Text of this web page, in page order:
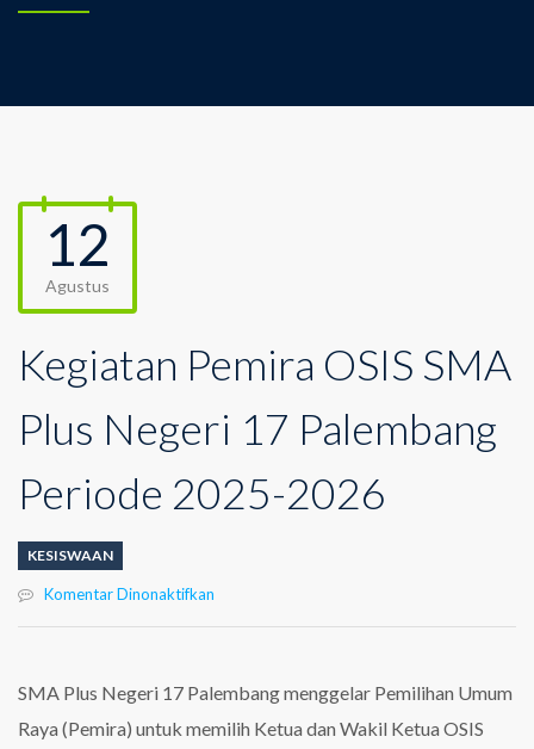
12
Agustus
Kegiatan Pemira OSIS SMA
Plus Negeri 17 Palembang
Periode 2025-2026
KESISWAAN
Komentar Dinonaktifkan
SMA
Negeri
SMA Plus Negeri 17 Palembang menggelar Pemilihan Umum
Raya (Pemira) untuk memilih Ketua dan Wakil Ketua OSIS